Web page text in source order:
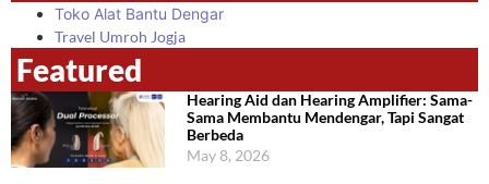
Toko Alat Bantu Dengar
Travel Umroh Jogja
Featured
Hearing Aid dan Hearing Amplifier: Sama-
Sama Membantu Mendengar, Tapi Sangat
Berbeda
May 8, 2026